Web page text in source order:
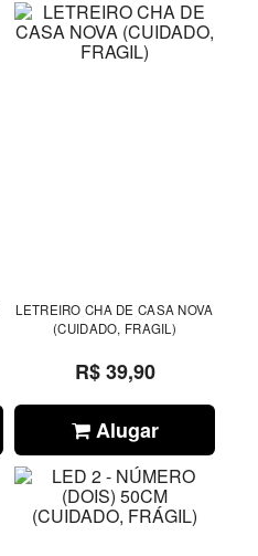
LETREIRO CHA DE CASA NOVA
(CUIDADO, FRAGIL)
R$ 39,90
Alugar